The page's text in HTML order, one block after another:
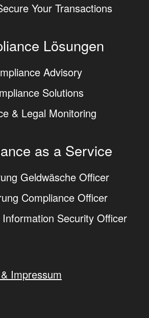
Your Transactions
Lösungen
Advisory
Solutions
& Legal Monitoring
as a Service
Geldwäsche Officer
Compliance Officer
Security Officer
Impressum